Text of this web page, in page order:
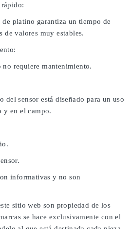
platino garantiza un tiempo de
de valores muy estables.
requiere mantenimiento.
del sensor está diseñado para un uso
y en el campo.
informativas y no son
sitio web son propiedad de los
se hace exclusivamente con el